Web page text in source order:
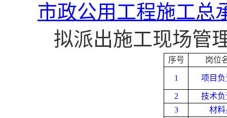
市政公用工程施工总
拟派出施工现场管
序号 岗位
1 项目负
2
技术负
3
材料